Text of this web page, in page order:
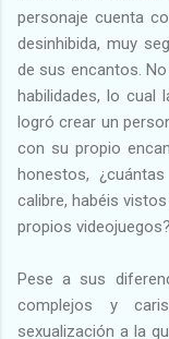
personaje cuenta
desinhibida, muy
de sus encantos.
habilidades, lo cual
logró crear un
con su propio
honestos,
calibre, habéis
propios
Pese a sus
complejos y
sexualización a la